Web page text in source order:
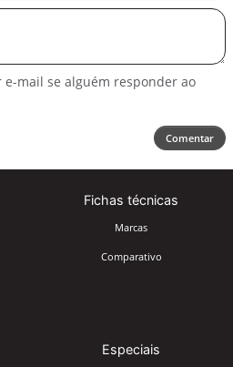
mail se alguém responder ao
Comentar
Fichas técnicas
Marcas
Comparativo
Especiais